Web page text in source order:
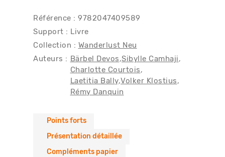
Référence : 9782047409589
Support : Livre
Collection : Wanderlust Neu
Auteurs : Bärbel Devos Sibylle Camhaji
Charlotte Courtois
Laetitia Bally Volker Klostius
Rémy Danquin
Points forts
Présentation détaillée
Compléments papier